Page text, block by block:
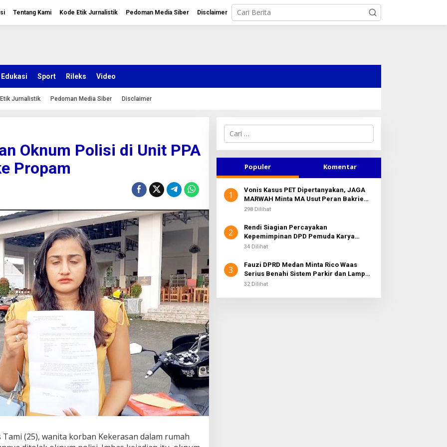
Tentang Kami Kode Etik Jurnalistik Pedoman Media Siber Disclaimer
Edukasi Sport Rileks Video
Etik Jurnalistik Pedoman Media Siber Disclaimer
Oknum Polisi di Unit PPA
Propam
Tami (25), wanita korban Kekerasan dalam rumah
C
i
n
u
k
Populer Komentar
1
Vonis Kasus PET Dipertanyakan, JAGA
MARWAH Minta MA Usut Peran Bakrie
Group
298 Dilihat
2
Rendi Siagian Percayakan
Kepemimpinan DPD Pemuda Karya
Nasional Kota Medan kepada Josef
34 Dilihat
3
Fauzi DPRD Medan Minta Rico Waas
Serius Benahi Sistem Parkir dan Lampu
Jalan yang Padam
32 Dilihat